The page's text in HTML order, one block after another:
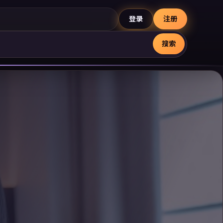
登录 注册
搜索